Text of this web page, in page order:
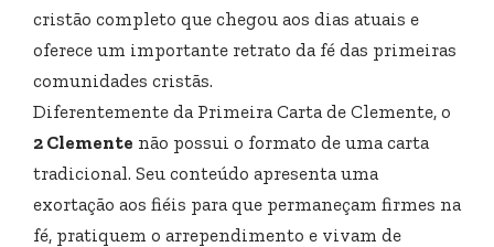
cristão completo que chegou aos dias atuais e
oferece um importante retrato da fé das primeiras
comunidades cristãs.
Diferentemente da Primeira Carta de Clemente, o
2 Clemente não possui o formato de uma carta
tradicional. Seu conteúdo apresenta uma
exortação aos fiéis para que permaneçam firmes na
fé, pratiquem o arrependimento e vivam de